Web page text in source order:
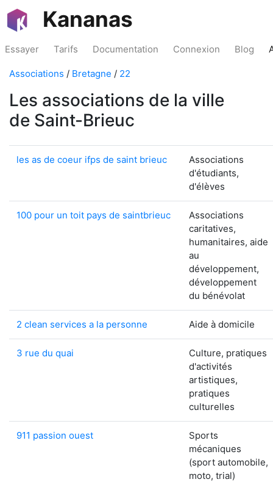
Kananas
Essayer Tarifs Documentation Connexion Blog
Associations / Bretagne / 22
Les associations de la ville
de Saint-Brieuc
les as de coeur ifps de saint brieuc
Associations
d'étudiants,
d'élèves
100 pour un toit pays de saintbrieuc
Associations
caritatives,
humanitaires, aide
au
développement,
développement
du bénévolat
2 clean services a la personne Aide à domicile
3 rue du quai
Culture, pratiques
d'activités
artistiques,
pratiques
culturelles
911 passion ouest
Sports
mécaniques
(sport automobile,
moto, trial)